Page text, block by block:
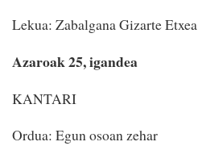
Lekua: Zabalgana Gizarte Etxea
Azaroak 25, igandea
KANTARI
Ordua: Egun osoan zehar